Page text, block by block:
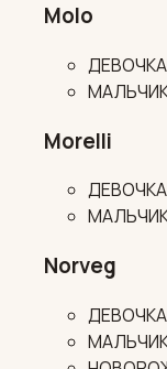
Molo
Morelli
Norveg